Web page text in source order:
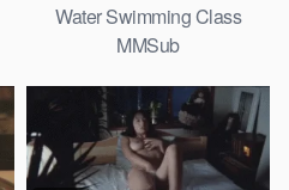
Water Swimming Class
MMSub